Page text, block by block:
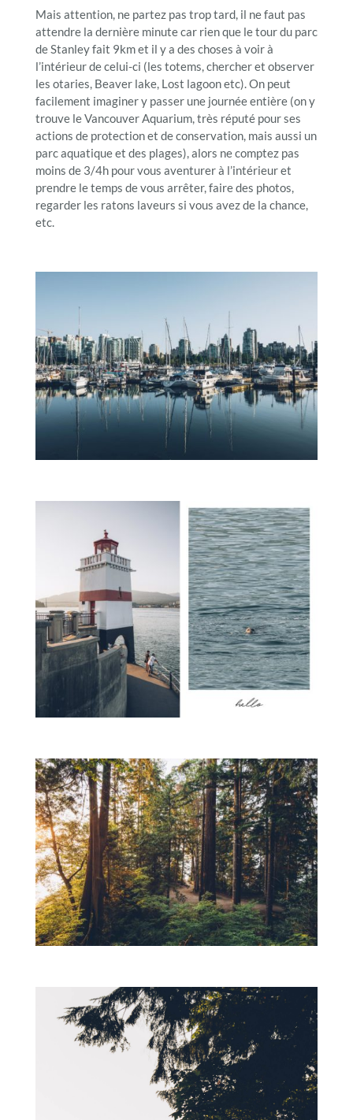
Mais attention, ne partez pas trop tard, il ne faut pas
attendre la dernière minute car rien que le tour du parc
de Stanley fait 9km et il y a des choses à voir à
l’intérieur de celui-ci (les totems, chercher et observer
les otaries, Beaver lake, Lost lagoon etc). On peut
facilement imaginer y passer une journée entière (on y
trouve le Vancouver Aquarium, très réputé pour ses
actions de protection et de conservation, mais aussi un
parc aquatique et des plages), alors ne comptez pas
moins de 3/4h pour vous aventurer à l’intérieur et
prendre le temps de vous arrêter, faire des photos,
regarder les ratons laveurs si vous avez de la chance,
etc.